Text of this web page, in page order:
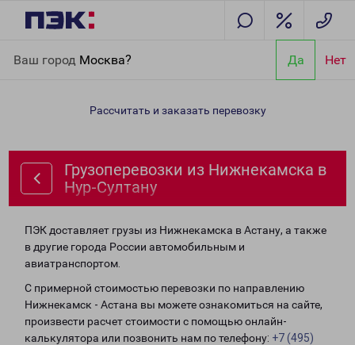
Ваш город Москва? Да Нет
Нур-Султану
Рассчитать и заказать перевозку
Грузоперевозки из Нижнекамска в
Нур-Султану
ПЭК доставляет грузы из Нижнекамска в Астану, а также
в другие города России автомобильным и
авиатранспортом.
С примерной стоимостью перевозки по направлению
Нижнекамск - Астана вы можете ознакомиться на сайте,
произвести расчет стоимости с помощью онлайн-
калькулятора или позвонить нам по телефону: +7 (495)